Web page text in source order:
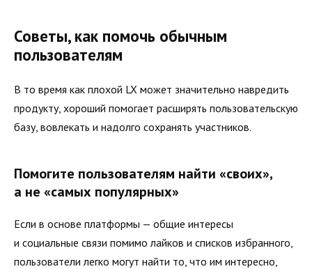
Советы, как помочь обычным
пользователям
В то время как плохой LX может значительно навредить
продукту, хороший помогает расширять пользовательскую
базу, вовлекать и надолго сохранять участников.
Помогите пользователям найти «своих»,
а не «самых популярных»
Если в основе платформы — общие интересы
и социальные связи помимо лайков и списков избранного,
пользователи легко могут найти то, что им интересно,